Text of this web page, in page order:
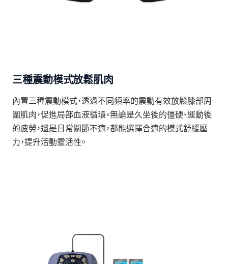
三種震動模式放鬆肌肉
內置三種震動模式，透過不同頻率的震動有效放鬆膝部周
圍肌肉，促進局部血液循環。無論是久坐後的僵硬、運動後
的疲勞，還是日常關節不適，都能選擇合適的模式舒緩壓
力，提升活動靈活性。